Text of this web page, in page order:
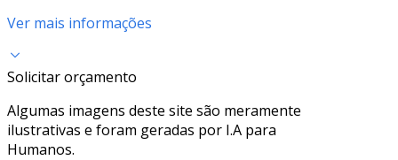
Ver mais informações
Solicitar orçamento
Algumas imagens deste site são meramente
ilustrativas e foram geradas por I.A para
Humanos.